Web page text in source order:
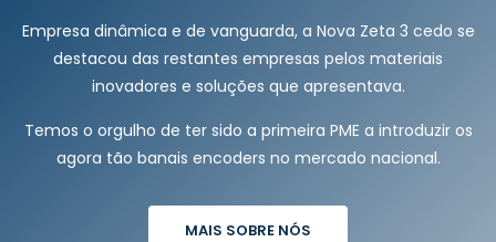
Empresa dinâmica e de vanguarda, a Nova Zeta 3 cedo se
destacou das restantes empresas pelos materiais
inovadores e soluções que apresentava.
Temos o orgulho de ter sido a primeira PME a introduzir os
agora tão banais encoders no mercado nacional.
MAIS SOBRE NÓS